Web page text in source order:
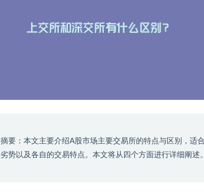
摘要：本文主要介绍A股市场主要交易所的特点与区别，适
劣势以及各自的交易特点。本文将从四个方面进行详细阐述。